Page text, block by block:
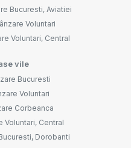
Bucuresti, Aviatiei
Voluntari
Voluntari, Central
vile
Bucuresti
Voluntari
Corbeanca
Voluntari, Central
Dorobanti